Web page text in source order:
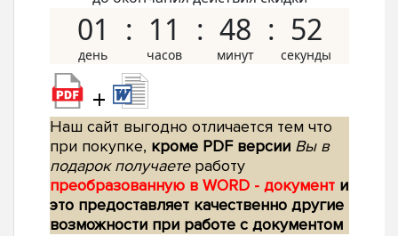
01 11 48 51
+
Наш сайт выгодно отличается тем что
при покупке, кроме PDF версии Вы в
подарок получаетеработу
преобразованную в WORD - документ и
это предоставляет качественно другие
возможности при работе с документом